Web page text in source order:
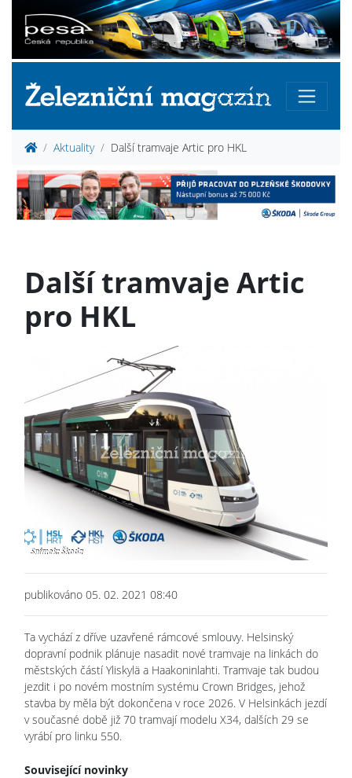
Aktuality Další tramvaje Artic pro HKL
Další tramvaje Artic
pro HKL
publikováno 05. 02. 2021 08:40
Ta vychází z dříve uzavřené rámcové smlouvy. Helsinský
dopravní podnik plánuje nasadit nové tramvaje na linkách do
městských částí Yliskylä a Haakoninlahti. Tramvaje tak budou
jezdit i po novém mostním systému Crown Bridges, jehož
stavba by měla být dokončena v roce 2026. V Helsinkách jezdí
v současné době již 70 tramvají modelu X34, dalších 29 se
vyrábí pro linku 550.
Související novinky